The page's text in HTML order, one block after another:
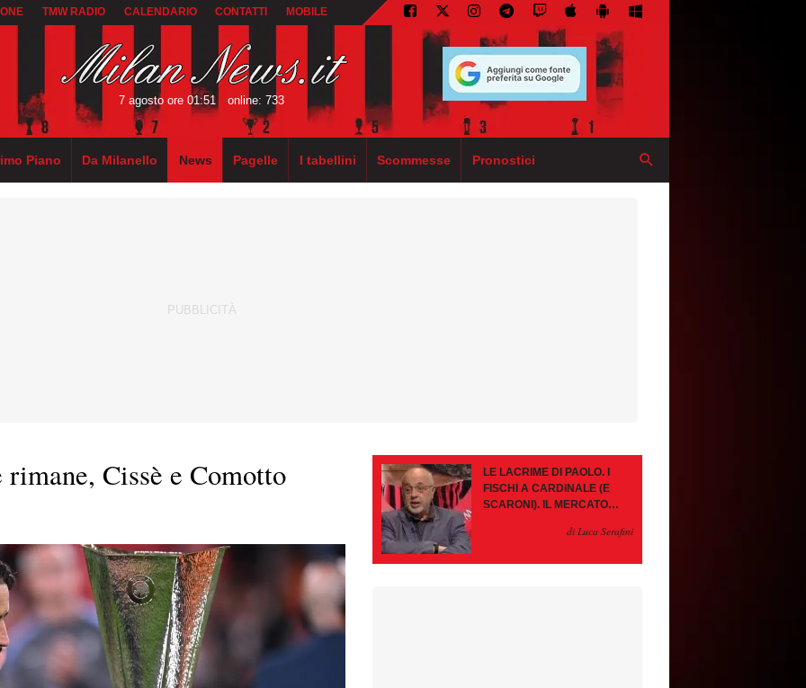
TMW RADIO CALENDARIO CONTATTI MOBILE
7 agosto ore 01:51 online: 733
Piano Da Milanello News Pagelle I tabellini Scommesse Pronostici
Cissè e Comotto
LE LACRIME DI PAOLO. I
FISCHI A CARDINALE (E
SCARONI). IL MERCATO
PAZIENZA, SE RESTA È
di Luca Serafini